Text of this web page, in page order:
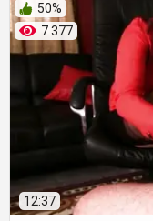
7 377
50%
12:37